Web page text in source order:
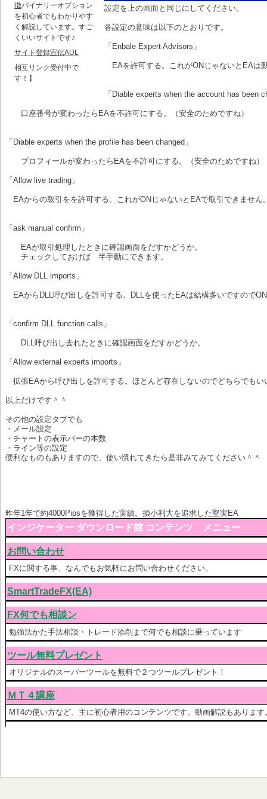
徴バイナリーオプション
を初心者でもわかりやす
く解説しています。すご
くいいサイトです♪
サイト登録宣伝AUL
相互リンク受付中で
す！】
設定を上の画面と同じにしてください。
各設定の意味は以下のとおりです。
「Enbale Expert Advisors」
EAを許可する。これがONじゃないとEAは
「Diable experts when the account has been
口座番号が変わったらEAを不許可にする。（安全のためですね）
「Diable experts when the profile has been changed」
プロフィールが変わったらEAを不許可にする。（安全のためですね）
「Allow live trading」
EAからの取引をを許可する。これがONじゃないとEAで取引できません
「ask manual confirm」
EAが取引処理したときに確認画面をだすかどうか。
チェックしておけば 半手動にできます。
「Allow DLL imports」
EAからDLL呼び出しを許可する。DLLを使ったEAは結構多いですので
「confirm DLL function calls」
DLL呼び出し去れたときに確認画面をだすかどうか。
「Allow external experts imports」
拡張EAから呼び出しを許可する。ほとんど存在しないのでどちらでもい
以上だけです＾＾
その他の設定タブでも
・メール設定
・チャートの表示バーの本数
・ライン等の設定
便利なものもありますので、使い慣れてきたら是非みてみてください＾＾
昨年1年で約4000Pipsを獲得した実績。損小利大を追求した堅実EA
インジケーター ダウンロード館 コンテンツ メニュー
お問い合わせ
FXに関する事、なんでもお気軽にお問い合わせください。
SmartTradeFX(EA)
FX何でも相談ン
勉強法かた手法相談・トレード添削まで何でも相談に乗っています
ツール無料プレゼント
オリジナルのスーパーツールを無料で２つツールプレゼント！
ＭＴ４講座
MT4の使い方など、主に初心者用のコンテンツです。動画解説もあります